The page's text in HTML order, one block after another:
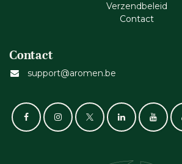
Verzendbeleid
Cont​act
Contact
support@aromen.be